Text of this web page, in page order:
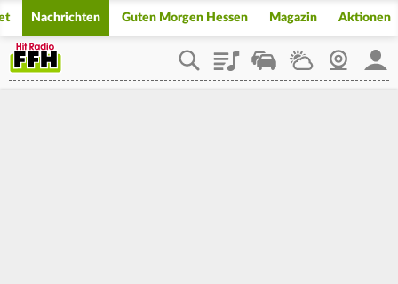
Nachrichten Guten Morgen Hessen Magazin Aktionen
PlaylistStaupilotWetterWebcam